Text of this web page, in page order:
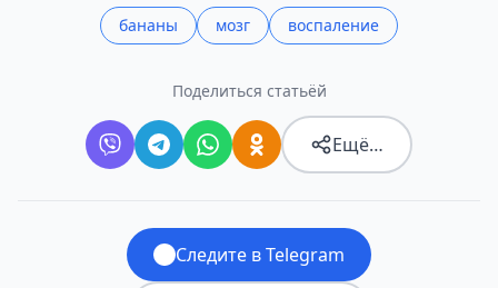
бананы мозг воспаление
Поделиться статьёй
Ещё…
Следите в Telegram